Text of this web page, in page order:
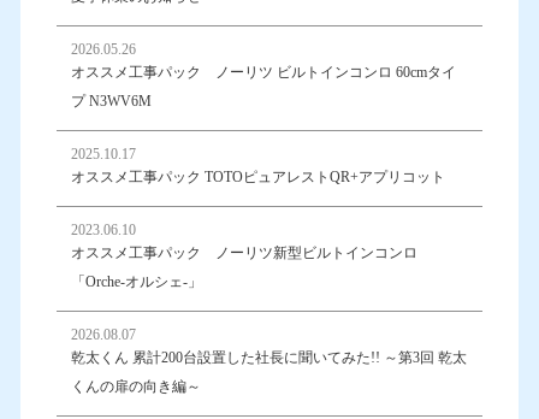
2026.05.26
オススメ工事パック ノーリツ ビルトインコンロ 60cmタイ
プ N3WV6M
2025.10.17
オススメ工事パック TOTOピュアレストQR+アプリコット
2023.06.10
オススメ工事パック ノーリツ新型ビルトインコンロ
「Orche-オルシェ-」
2026.08.07
乾太くん 累計200台設置した社長に聞いてみた!! ～第3回 乾太
くんの扉の向き編～